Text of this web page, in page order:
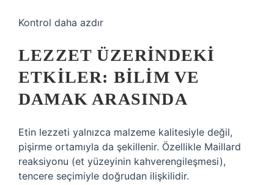
Kontrol daha azdır
LEZZET ÜZERINDEKI
ETKILER: BILIM VE
DAMAK ARASINDA
Etin lezzeti yalnızca malzeme kalitesiyle değil,
pişirme ortamıyla da şekillenir. Özellikle Maillard
reaksiyonu (et yüzeyinin kahverengileşmesi),
tencere seçimiyle doğrudan ilişkilidir.